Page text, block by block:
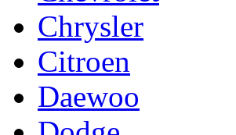
Chrysler
Citroen
Daewoo